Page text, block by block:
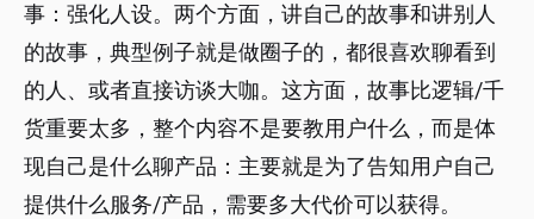
事：强化人设。两个方面，讲自己的故事和讲别人
的故事，典型例子就是做圈子的，都很喜欢聊看到
的人、或者直接访谈大咖。这方面，故事比逻辑/千
货重要太多，整个内容不是要教用户什么，而是体
现自己是什么聊产品：主要就是为了告知用户自己
提供什么服务/产品，需要多大代价可以获得。